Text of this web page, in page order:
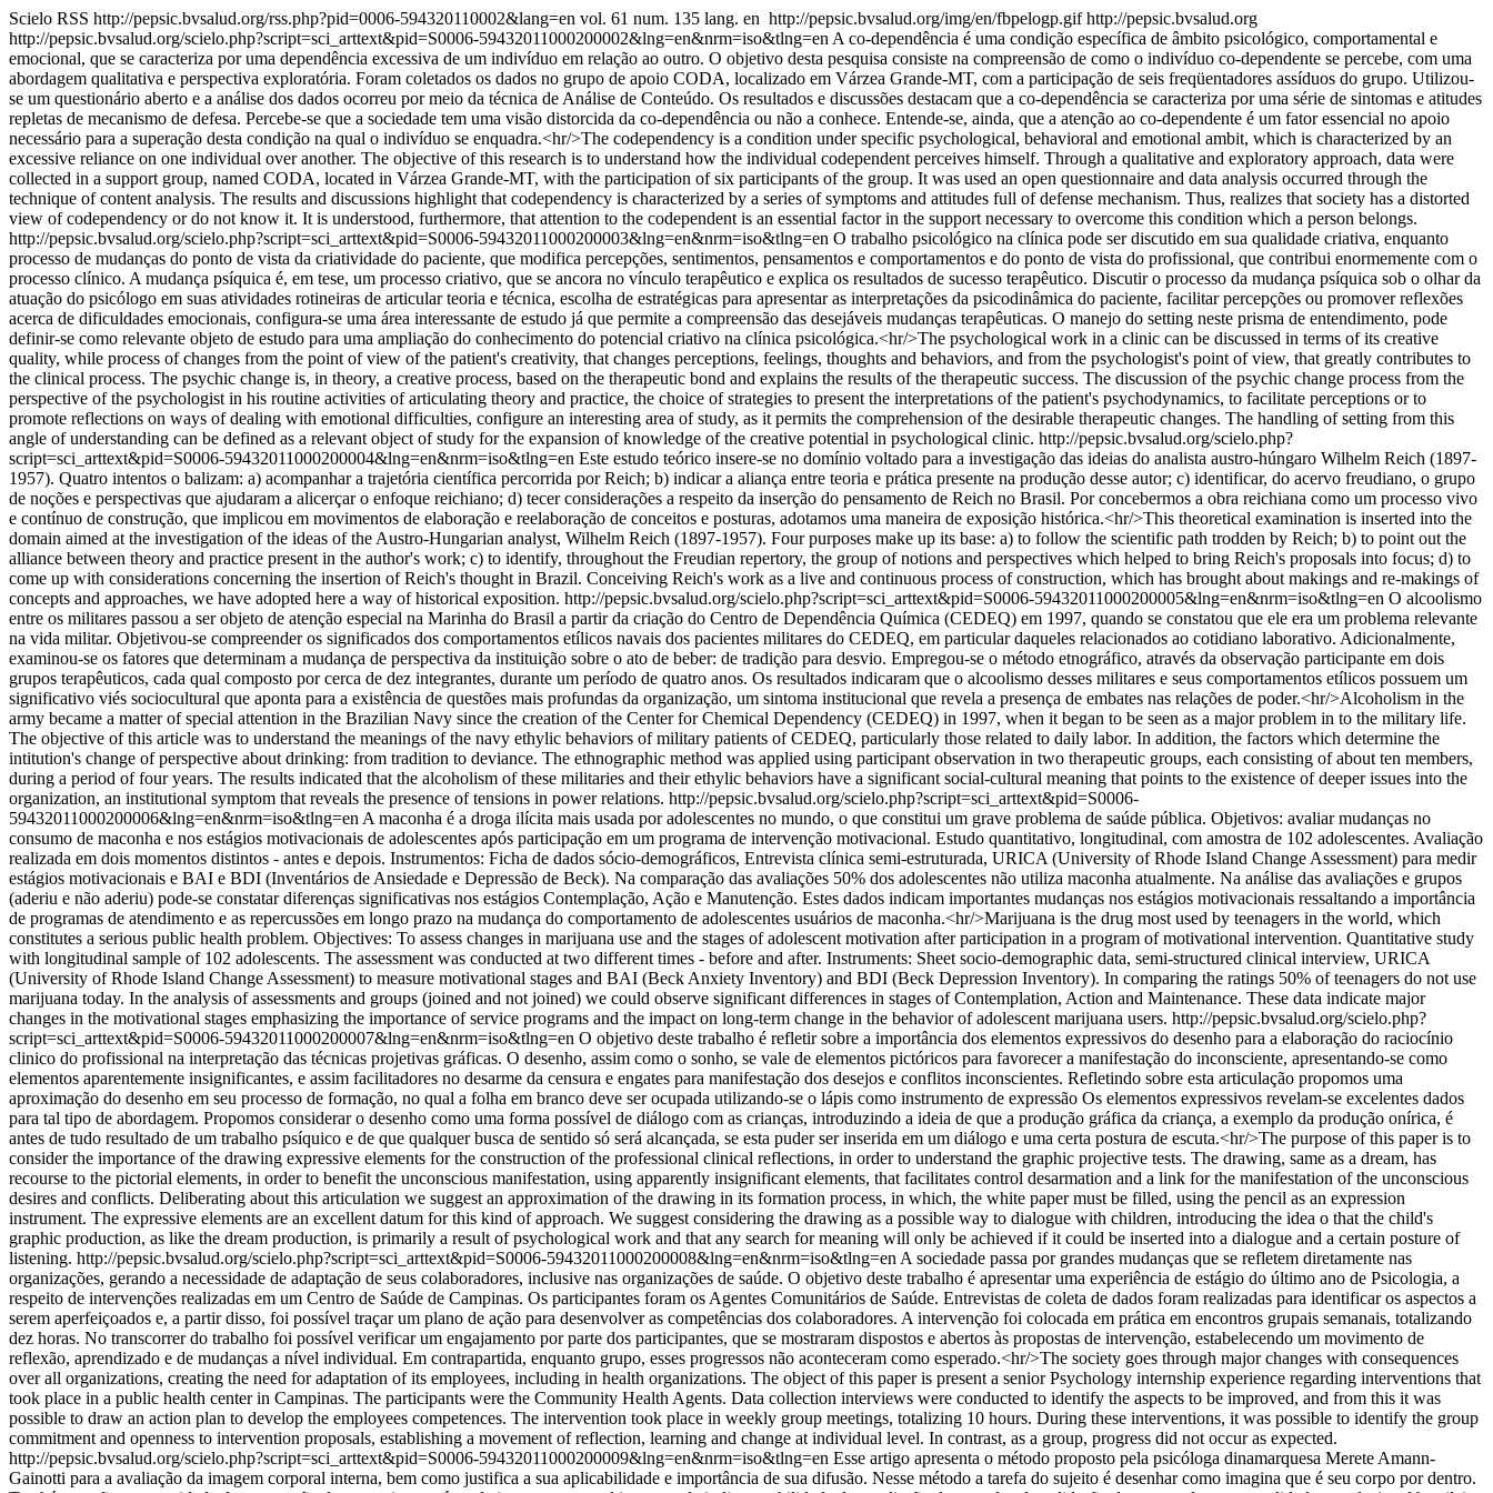
Scielo RSS http://pepsic.bvsalud.org/rss.php?pid=0006-594320110002&lang=en vol. 61 num. 135 lang. en http://pepsic.bvsalud.org/img/en/fbpelogp.gif http://pepsic.bvsalud.org
http://pepsic.bvsalud.org/scielo.php?script=sci_arttext&pid=S0006-59432011000200002&lng=en&nrm=iso&tlng=en A co-dependência é uma condição específica de âmbito psicológico, comportamental e
emocional, que se caracteriza por uma dependência excessiva de um indivíduo em relação ao outro. O objetivo desta pesquisa consiste na compreensão de como o indivíduo co-dependente se percebe, com uma
abordagem qualitativa e perspectiva exploratória. Foram coletados os dados no grupo de apoio CODA, localizado em Várzea Grande-MT, com a participação de seis freqüentadores assíduos do grupo. Utilizou-
se um questionário aberto e a análise dos dados ocorreu por meio da técnica de Análise de Conteúdo. Os resultados e discussões destacam que a co-dependência se caracteriza por uma série de sintomas e atitudes
repletas de mecanismo de defesa. Percebe-se que a sociedade tem uma visão distorcida da co-dependência ou não a conhece. Entende-se, ainda, que a atenção ao co-dependente é um fator essencial no apoio
necessário para a superação desta condição na qual o indivíduo se enquadra.<hr/>The codependency is a condition under specific psychological, behavioral and emotional ambit, which is characterized by an
excessive reliance on one individual over another. The objective of this research is to understand how the individual codependent perceives himself. Through a qualitative and exploratory approach, data were
collected in a support group, named CODA, located in Várzea Grande-MT, with the participation of six participants of the group. It was used an open questionnaire and data analysis occurred through the
technique of content analysis. The results and discussions highlight that codependency is characterized by a series of symptoms and attitudes full of defense mechanism. Thus, realizes that society has a distorted
view of codependency or do not know it. It is understood, furthermore, that attention to the codependent is an essential factor in the support necessary to overcome this condition which a person belongs.
http://pepsic.bvsalud.org/scielo.php?script=sci_arttext&pid=S0006-59432011000200003&lng=en&nrm=iso&tlng=en O trabalho psicológico na clínica pode ser discutido em sua qualidade criativa, enquanto
processo de mudanças do ponto de vista da criatividade do paciente, que modifica percepções, sentimentos, pensamentos e comportamentos e do ponto de vista do profissional, que contribui enormemente com o
processo clínico. A mudança psíquica é, em tese, um processo criativo, que se ancora no vínculo terapêutico e explica os resultados de sucesso terapêutico. Discutir o processo da mudança psíquica sob o olhar da
atuação do psicólogo em suas atividades rotineiras de articular teoria e técnica, escolha de estratégicas para apresentar as interpretações da psicodinâmica do paciente, facilitar percepções ou promover reflexões
acerca de dificuldades emocionais, configura-se uma área interessante de estudo já que permite a compreensão das desejáveis mudanças terapêuticas. O manejo do setting neste prisma de entendimento, pode
definir-se como relevante objeto de estudo para uma ampliação do conhecimento do potencial criativo na clínica psicológica.<hr/>The psychological work in a clinic can be discussed in terms of its creative
quality, while process of changes from the point of view of the patient's creativity, that changes perceptions, feelings, thoughts and behaviors, and from the psychologist's point of view, that greatly contributes to
the clinical process. The psychic change is, in theory, a creative process, based on the therapeutic bond and explains the results of the therapeutic success. The discussion of the psychic change process from the
perspective of the psychologist in his routine activities of articulating theory and practice, the choice of strategies to present the interpretations of the patient's psychodynamics, to facilitate perceptions or to
promote reflections on ways of dealing with emotional difficulties, configure an interesting area of study, as it permits the comprehension of the desirable therapeutic changes. The handling of setting from this
angle of understanding can be defined as a relevant object of study for the expansion of knowledge of the creative potential in psychological clinic. http://pepsic.bvsalud.org/scielo.php?
script=sci_arttext&pid=S0006-59432011000200004&lng=en&nrm=iso&tlng=en Este estudo teórico insere-se no domínio voltado para a investigação das ideias do analista austro-húngaro Wilhelm Reich (1897-
1957). Quatro intentos o balizam: a) acompanhar a trajetória científica percorrida por Reich; b) indicar a aliança entre teoria e prática presente na produção desse autor; c) identificar, do acervo freudiano, o grupo
de noções e perspectivas que ajudaram a alicerçar o enfoque reichiano; d) tecer considerações a respeito da inserção do pensamento de Reich no Brasil. Por concebermos a obra reichiana como um processo vivo
e contínuo de construção, que implicou em movimentos de elaboração e reelaboração de conceitos e posturas, adotamos uma maneira de exposição histórica.<hr/>This theoretical examination is inserted into the
domain aimed at the investigation of the ideas of the Austro-Hungarian analyst, Wilhelm Reich (1897-1957). Four purposes make up its base: a) to follow the scientific path trodden by Reich; b) to point out the
alliance between theory and practice present in the author's work; c) to identify, throughout the Freudian repertory, the group of notions and perspectives which helped to bring Reich's proposals into focus; d) to
come up with considerations concerning the insertion of Reich's thought in Brazil. Conceiving Reich's work as a live and continuous process of construction, which has brought about makings and re-makings of
concepts and approaches, we have adopted here a way of historical exposition. http://pepsic.bvsalud.org/scielo.php?script=sci_arttext&pid=S0006-59432011000200005&lng=en&nrm=iso&tlng=en O alcoolismo
entre os militares passou a ser objeto de atenção especial na Marinha do Brasil a partir da criação do Centro de Dependência Química (CEDEQ) em 1997, quando se constatou que ele era um problema relevante
na vida militar. Objetivou-se compreender os significados dos comportamentos etílicos navais dos pacientes militares do CEDEQ, em particular daqueles relacionados ao cotidiano laborativo. Adicionalmente,
examinou-se os fatores que determinam a mudança de perspectiva da instituição sobre o ato de beber: de tradição para desvio. Empregou-se o método etnográfico, através da observação participante em dois
grupos terapêuticos, cada qual composto por cerca de dez integrantes, durante um período de quatro anos. Os resultados indicaram que o alcoolismo desses militares e seus comportamentos etílicos possuem um
significativo viés sociocultural que aponta para a existência de questões mais profundas da organização, um sintoma institucional que revela a presença de embates nas relações de poder.<hr/>Alcoholism in the
army became a matter of special attention in the Brazilian Navy since the creation of the Center for Chemical Dependency (CEDEQ) in 1997, when it began to be seen as a major problem in to the military life.
The objective of this article was to understand the meanings of the navy ethylic behaviors of military patients of CEDEQ, particularly those related to daily labor. In addition, the factors which determine the
intitution's change of perspective about drinking: from tradition to deviance. The ethnographic method was applied using participant observation in two therapeutic groups, each consisting of about ten members,
during a period of four years. The results indicated that the alcoholism of these militaries and their ethylic behaviors have a significant social-cultural meaning that points to the existence of deeper issues into the
organization, an institutional symptom that reveals the presence of tensions in power relations. http://pepsic.bvsalud.org/scielo.php?script=sci_arttext&pid=S0006-
59432011000200006&lng=en&nrm=iso&tlng=en A maconha é a droga ilícita mais usada por adolescentes no mundo, o que constitui um grave problema de saúde pública. Objetivos: avaliar mudanças no
consumo de maconha e nos estágios motivacionais de adolescentes após participação em um programa de intervenção motivacional. Estudo quantitativo, longitudinal, com amostra de 102 adolescentes. Avaliação
realizada em dois momentos distintos - antes e depois. Instrumentos: Ficha de dados sócio-demográficos, Entrevista clínica semi-estruturada, URICA (University of Rhode Island Change Assessment) para medir
estágios motivacionais e BAI e BDI (Inventários de Ansiedade e Depressão de Beck). Na comparação das avaliações 50% dos adolescentes não utiliza maconha atualmente. Na análise das avaliações e grupos
(aderiu e não aderiu) pode-se constatar diferenças significativas nos estágios Contemplação, Ação e Manutenção. Estes dados indicam importantes mudanças nos estágios motivacionais ressaltando a importância
de programas de atendimento e as repercussões em longo prazo na mudança do comportamento de adolescentes usuários de maconha.<hr/>Marijuana is the drug most used by teenagers in the world, which
constitutes a serious public health problem. Objectives: To assess changes in marijuana use and the stages of adolescent motivation after participation in a program of motivational intervention. Quantitative study
with longitudinal sample of 102 adolescents. The assessment was conducted at two different times - before and after. Instruments: Sheet socio-demographic data, semi-structured clinical interview, URICA
(University of Rhode Island Change Assessment) to measure motivational stages and BAI (Beck Anxiety Inventory) and BDI (Beck Depression Inventory). In comparing the ratings 50% of teenagers do not use
marijuana today. In the analysis of assessments and groups (joined and not joined) we could observe significant differences in stages of Contemplation, Action and Maintenance. These data indicate major
changes in the motivational stages emphasizing the importance of service programs and the impact on long-term change in the behavior of adolescent marijuana users. http://pepsic.bvsalud.org/scielo.php?
script=sci_arttext&pid=S0006-59432011000200007&lng=en&nrm=iso&tlng=en O objetivo deste trabalho é refletir sobre a importância dos elementos expressivos do desenho para a elaboração do raciocínio
clinico do profissional na interpretação das técnicas projetivas gráficas. O desenho, assim como o sonho, se vale de elementos pictóricos para favorecer a manifestação do inconsciente, apresentando-se como
elementos aparentemente insignificantes, e assim facilitadores no desarme da censura e engates para manifestação dos desejos e conflitos inconscientes. Refletindo sobre esta articulação propomos uma
aproximação do desenho em seu processo de formação, no qual a folha em branco deve ser ocupada utilizando-se o lápis como instrumento de expressão Os elementos expressivos revelam-se excelentes dados
para tal tipo de abordagem. Propomos considerar o desenho como uma forma possível de diálogo com as crianças, introduzindo a ideia de que a produção gráfica da criança, a exemplo da produção onírica, é
antes de tudo resultado de um trabalho psíquico e de que qualquer busca de sentido só será alcançada, se esta puder ser inserida em um diálogo e uma certa postura de escuta.<hr/>The purpose of this paper is to
consider the importance of the drawing expressive elements for the construction of the professional clinical reflections, in order to understand the graphic projective tests. The drawing, same as a dream, has
recourse to the pictorial elements, in order to benefit the unconscious manifestation, using apparently insignificant elements, that facilitates control desarmation and a link for the manifestation of the unconscious
desires and conflicts. Deliberating about this articulation we suggest an approximation of the drawing in its formation process, in which, the white paper must be filled, using the pencil as an expression
instrument. The expressive elements are an excellent datum for this kind of approach. We suggest considering the drawing as a possible way to dialogue with children, introducing the idea o that the child's
graphic production, as like the dream production, is primarily a result of psychological work and that any search for meaning will only be achieved if it could be inserted into a dialogue and a certain posture of
listening. http://pepsic.bvsalud.org/scielo.php?script=sci_arttext&pid=S0006-59432011000200008&lng=en&nrm=iso&tlng=en A sociedade passa por grandes mudanças que se refletem diretamente nas
organizações, gerando a necessidade de adaptação de seus colaboradores, inclusive nas organizações de saúde. O objetivo deste trabalho é apresentar uma experiência de estágio do último ano de Psicologia, a
respeito de intervenções realizadas em um Centro de Saúde de Campinas. Os participantes foram os Agentes Comunitários de Saúde. Entrevistas de coleta de dados foram realizadas para identificar os aspectos a
serem aperfeiçoados e, a partir disso, foi possível traçar um plano de ação para desenvolver as competências dos colaboradores. A intervenção foi colocada em prática em encontros grupais semanais, totalizando
dez horas. No transcorrer do trabalho foi possível verificar um engajamento por parte dos participantes, que se mostraram dispostos e abertos às propostas de intervenção, estabelecendo um movimento de
reflexão, aprendizado e de mudanças a nível individual. Em contrapartida, enquanto grupo, esses progressos não aconteceram como esperado.<hr/>The society goes through major changes with consequences
over all organizations, creating the need for adaptation of its employees, including in health organizations. The object of this paper is present a senior Psychology internship experience regarding interventions that
took place in a public health center in Campinas. The participants were the Community Health Agents. Data collection interviews were conducted to identify the aspects to be improved, and from this it was
possible to draw an action plan to develop the employees competences. The intervention took place in weekly group meetings, totalizing 10 hours. During these interventions, it was possible to identify the group
commitment and openness to intervention proposals, establishing a movement of reflection, learning and change at individual level. In contrast, as a group, progress did not occur as expected.
http://pepsic.bvsalud.org/scielo.php?script=sci_arttext&pid=S0006-59432011000200009&lng=en&nrm=iso&tlng=en Esse artigo apresenta o método proposto pela psicóloga dinamarquesa Merete Amann-
Gainotti para a avaliação da imagem corporal interna, bem como justifica a sua aplicabilidade e importância de sua difusão. Nesse método a tarefa do sujeito é desenhar como imagina que é seu corpo por dentro.